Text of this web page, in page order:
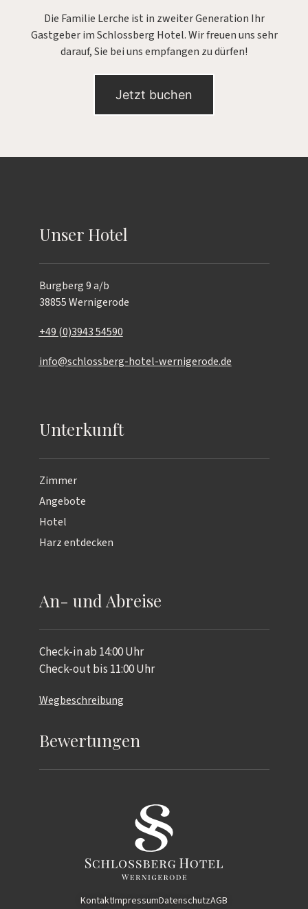
Die Familie Lerche ist in zweiter Generation Ihr
Gastgeber im Schlossberg Hotel. Wir freuen uns sehr
darauf, Sie bei uns empfangen zu dürfen!
Jetzt buchen
Unser Hotel
Burgberg 9 a/b
38855 Wernigerode
+49 (0)3943 54590
info@schlossberg-hotel-wernigerode.de
Unterkunft
Zimmer
Angebote
Hotel
Harz entdecken
An- und Abreise
Check-in ab 14:00 Uhr
Check-out bis 11:00 Uhr
Wegbeschreibung
Bewertungen
KontaktImpressumDatenschutzAGB